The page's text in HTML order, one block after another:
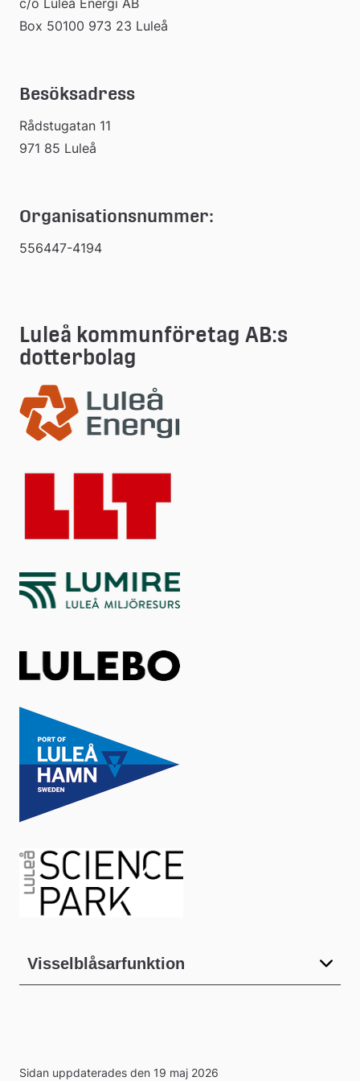
Box 50100 973 23 Luleå
Besöksadress
Rådstugatan 11
971 85 Luleå
Organisationsnummer:
556447-4194
Luleå kommunföretag AB:s
dotterbolag
Visselblåsarfunktion
Sidan uppdaterades den 19 maj 2026